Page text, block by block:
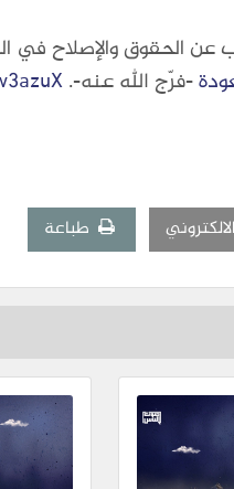
الحقوق والإصلاح في
-فرّج الله عنه-.
طباعة